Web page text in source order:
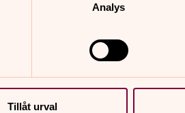
Analys
Tillåt urval